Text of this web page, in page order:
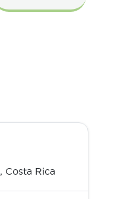
, Costa Rica